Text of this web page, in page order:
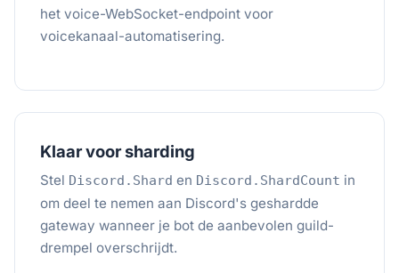
het voice-WebSocket-endpoint voor
voicekanaal-automatisering.
Klaar voor sharding
Stel Discord.Shard en Discord.ShardCount in
om deel te nemen aan Discord's geshardde
gateway wanneer je bot de aanbevolen guild-
drempel overschrijdt.